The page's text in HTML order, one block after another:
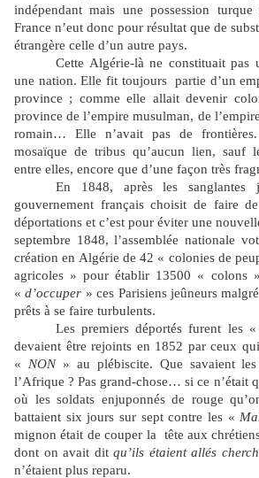
indépendant mais une possession
France n’eut donc pour résultat que de
étrangère celle d’un autre pays.
Cette Algérie-là ne constituait pas
une nation. Elle fit toujours partie d’un
province ; comme elle allait devenir
province de l’empire musulman, de
romain… Elle n’avait pas de
mosaïque de tribus qu’aucun lien, sauf
entre elles, encore que d’une façon très
En 1848, après les sanglantes
gouvernement français choisit de faire
déportations et c’est pour éviter une
septembre 1848, l’assemblée nationale
création en Algérie de 42 « colonies de
agricoles » pour établir 13500 « colons
«d’occuper » ces Parisiens jeûneurs
prêts à se faire turbulents.
Les premiers déportés furent les
devaient être rejoints en 1852 par ceux
« NON» au plébiscite. Que savaient
l’Afrique ? Pas grand-chose… si ce n’était
où les soldats enjuponnés de rouge
battaient six jours sur sept contre les «
mignon était de couper la tête aux
dont on avait dit qu’ils étaient allés
n’étaient plus reparu.